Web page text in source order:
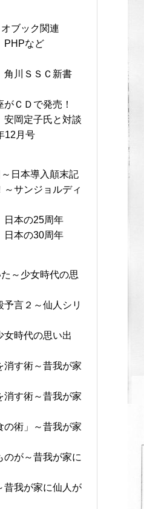
ブック関連
PHPなど
角川ＳＳＣ新書
ＣＤで発売！
安岡定子氏と対談
12月号
日本導入顛末記
～サンジョルディ
本の25周年
本の30周年
～少女時代の思
言２～仙人シリ
女時代の思い出
消す術～昔我が家
消す術～昔我が家
の術」～昔我が家
のが～昔我が家に
昔我が家に仙人が